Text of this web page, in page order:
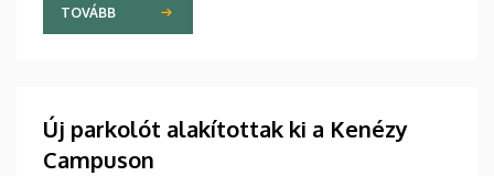
szakdolgozói igazgató adta át pénteken
ünnepélyes keretek között az Elnöki Hivatalban.
TOVÁBB
Új parkolót alakítottak ki a Kenézy
Campuson